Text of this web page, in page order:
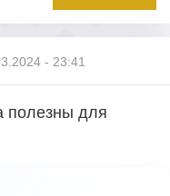
- 23:41
полезны для